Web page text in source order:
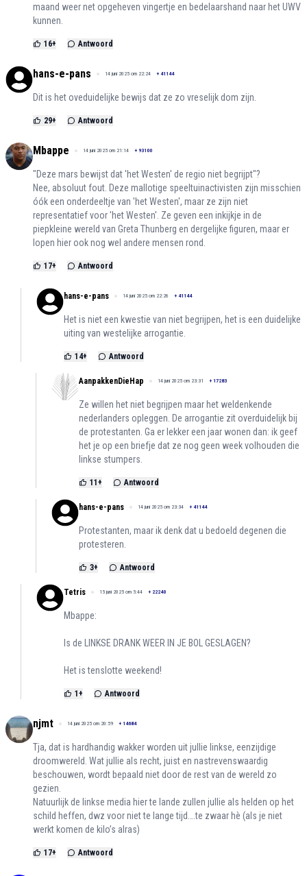
maand weer net opgeheven vingertje en bedelaarshand naar het UWV
kunnen.
16+ Antwoord
hans-e-pans 14 juni 2025 om 22:24 + 41144
Dit is het oveduidelijke bewijs dat ze zo vreselijk dom zijn.
29+ Antwoord
Mbappe 14 juni 2025 om 21:14 + 93100
"Deze mars bewijst dat 'het Westen' de regio niet begrijpt"?
Nee, absoluut fout. Deze mallotige speeltuinactivisten zijn misschien
óók een onderdeeltje van 'het Westen', maar ze zijn niet
representatief voor 'het Westen'. Ze geven een inkijkje in de
piepkleine wereld van Greta Thunberg en dergelijke figuren, maar er
lopen hier ook nog wel andere mensen rond.
17+ Antwoord
hans-e-pans 14 juni 2025 om 22:26 + 41144
Het is niet een kwestie van niet begrijpen, het is een duidelijke
uiting van westelijke arrogantie.
14+ Antwoord
AanpakkenDieHap 14 juni 2025 om 23:31 + 17283
Ze willen het niet begrijpen maar het weldenkende
nederlanders opleggen. De arrogantie zit overduidelijk bij
de protestanten. Ga er lekker een jaar wonen dan: ik geef
het je op een briefje dat ze nog geen week volhouden die
linkse stumpers.
11+ Antwoord
hans-e-pans 14 juni 2025 om 23:34 + 41144
Protestanten, maar ik denk dat u bedoeld degenen die
protesteren.
3+ Antwoord
Tetris 15 juni 2025 om 5:44 + 22240
Mbappe:
Is de LINKSE DRANK WEER IN JE BOL GESLAGEN?
Het is tenslotte weekend!
1+ Antwoord
njmt 14 juni 2025 om 20:59 + 14684
Tja, dat is hardhandig wakker worden uit jullie linkse, eenzijdige
droomwereld. Wat jullie als recht, juist en nastrevenswaardig
beschouwen, wordt bepaald niet door de rest van de wereld zo
gezien.
Natuurlijk de linkse media hier te lande zullen jullie als helden op het
schild heffen, dwz voor niet te lange tijd….te zwaar hè (als je niet
werkt komen de kilo’s alras)
17+ Antwoord